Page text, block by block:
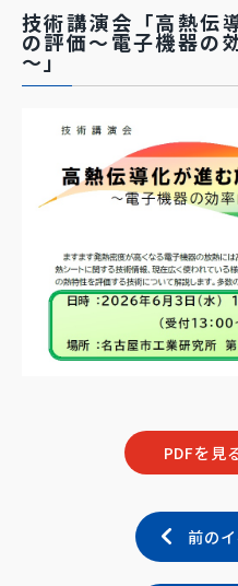
技術講演会「高熱伝
の評価～電子機器の
～」
PDFを見
前の